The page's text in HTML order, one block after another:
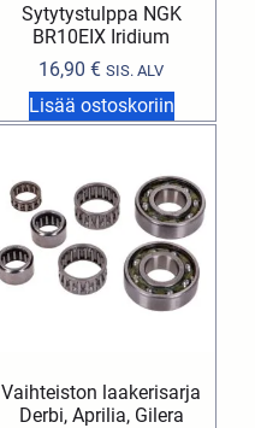
Sytytystulppa NGK
BR10EIX Iridium
16,90€ SIS. ALV
Lisää ostoskoriin
Vaihteiston laakerisarja
Derbi, Aprilia, Gilera